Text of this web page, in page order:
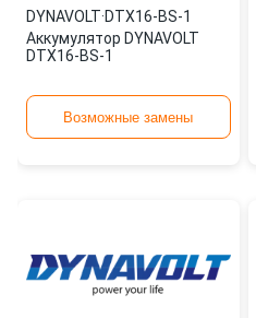
DYNAVOLT·DTX16-BS-1
Аккумулятор DYNAVOLT
DTX16-BS-1
Возможные замены